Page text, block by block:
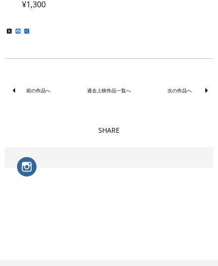
¥1,300
X Facebook
前の作品へ 過去上映作品一覧へ 次の作品へ
SHARE